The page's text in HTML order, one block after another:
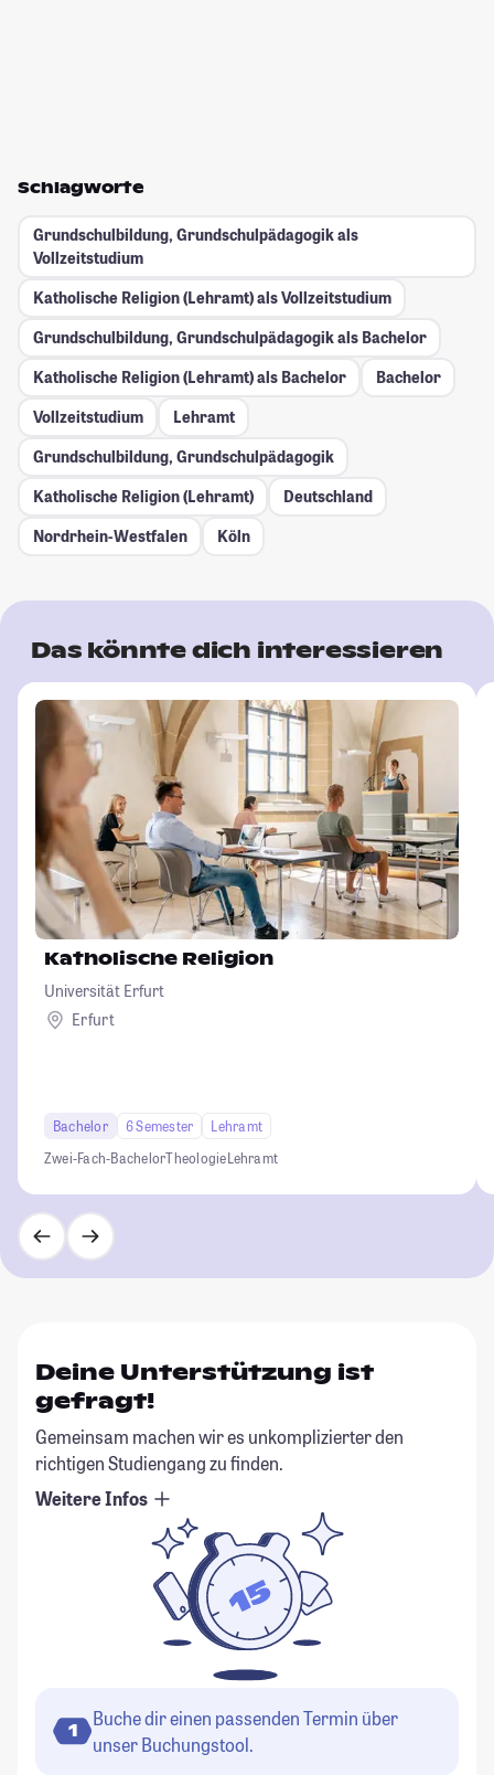
Schlagworte
Grundschulbildung, Grundschulpädagogik als
Vollzeitstudium
Katholische Religion (Lehramt) als Vollzeitstudium
Grundschulbildung, Grundschulpädagogik als Bachelor
Katholische Religion (Lehramt) als Bachelor
Bachelor
Vollzeitstudium
Lehramt
Grundschulbildung, Grundschulpädagogik
Katholische Religion (Lehramt)
Deutschland
Nordrhein-Westfalen
Köln
Das könnte dich interessieren
Katholische Religion
Universität Erfurt
Erfurt
Bachelor 6 Semester
Lehramt
Zwei-Fach-BachelorTheologieLehramt
Deine Unterstützung ist
gefragt!
Gemeinsam machen wir es unkomplizierter den
richtigen Studiengang zu finden.
Weitere Infos
1
Buche dir einen passenden Termin über
unser Buchungstool.